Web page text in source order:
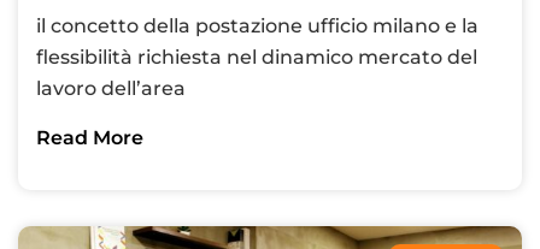
il concetto della postazione ufficio milano e la
flessibilità richiesta nel dinamico mercato del
lavoro dell’area
Read More